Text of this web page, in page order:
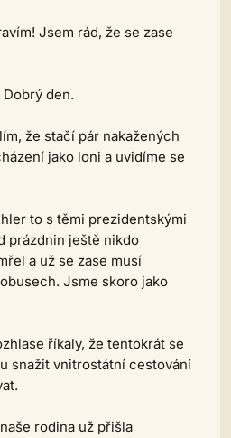
Jsem rád, že se zase
Dobrý den.
že stačí pár nakažených
jako loni a uvidíme se
to s těmi prezidentskými
prázdnin ještě nikdo
a už se zase musí
Jsme skoro jako
říkaly, že tentokrát se
snažit vnitrostátní cestování
rodina už přišla